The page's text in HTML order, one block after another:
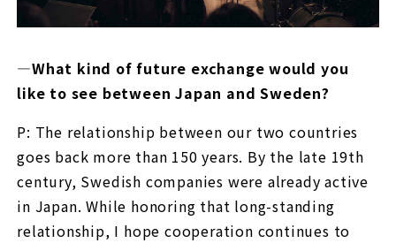
—What kind of future exchange would you
like to see between Japan and Sweden?
P: The relationship between our two countries
goes back more than 150 years. By the late 19th
century, Swedish companies were already active
in Japan. While honoring that long-standing
relationship, I hope cooperation continues to